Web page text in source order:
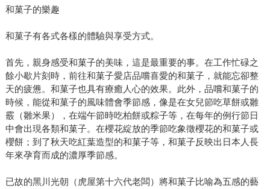
和菓子的樂趣
和菓子有各式各樣的體驗與享受方式。
首先，親身感受和菓子的美味，這是最重要的事。在工作忙碌之
餘小歇片刻時，前往和菓子愛店品嚐喜愛的和菓子，就能忘卻整
天的疲憊。和菓子也具有療癒人心的效果。此外，品嚐和菓子的
時候，能從和菓子的風味體會季節感，像是在女兒節吃草餅或雛
霰（雛米果），在端午節時吃柏餅或粽子等，在每年的例行節日
中會出現各類和菓子。在櫻花綻放的季節吃象徵櫻花的和菓子或
櫻餅；到了秋天吃紅葉造型的和菓子等，和菓子反映出日本人長
年來孕育而成的濃厚季節感。
已故的黑川光朝（虎屋第十六代老闆）將和菓子比喻為五感的藝